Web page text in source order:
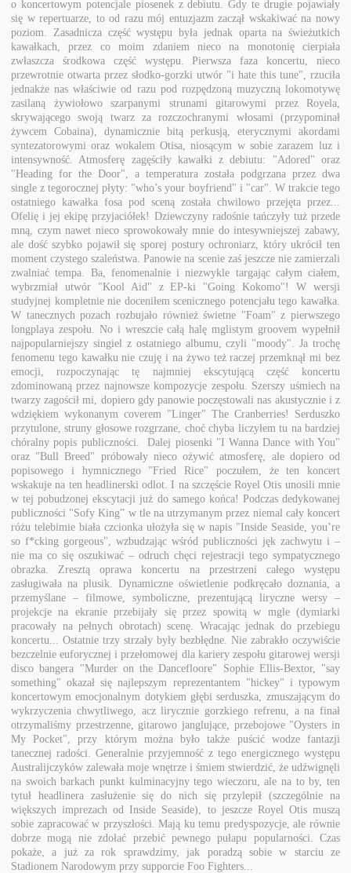
o koncertowym potencjale piosenek z debiutu. Gdy te drugie pojawiały
się w repertuarze, to od razu mój entuzjazm zaczął wskakiwać na nowy
poziom. Zasadnicza część występu była jednak oparta na świeżutkich
kawałkach, przez co moim zdaniem nieco na monotonię cierpiała
zwłaszcza środkowa część występu. Pierwsza faza koncertu, nieco
przewrotnie otwarta przez słodko-gorzki utwór "i hate this tune", rzuciła
jednakże nas właściwie od razu pod rozpędzoną muzyczną lokomotywę
zasilaną żywiołowo szarpanymi strunami gitarowymi przez Royela,
skrywającego swoją twarz za rozczochranymi włosami (przypominał
żywcem Cobaina), dynamicznie bitą perkusją, eterycznymi akordami
syntezatorowymi oraz wokalem Otisa, niosącym w sobie zarazem luz i
intensywność. Atmosferę zagęściły kawałki z debiutu: "Adored" oraz
"Heading for the Door", a temperatura została podgrzana przez dwa
single z tegorocznej płyty: "who’s your boyfriend" i "car". W trakcie tego
ostatniego kawałka fosa pod sceną została chwilowo przejęta przez...
Ofelię i jej ekipę przyjaciółek! Dziewczyny radośnie tańczyły tuż przede
mną, czym nawet nieco sprowokowały mnie do intesywniejszej zabawy,
ale dość szybko pojawił się sporej postury ochroniarz, który ukrócił ten
moment czystego szaleństwa. Panowie na scenie zaś jeszcze nie zamierzali
zwalniać tempa. Ba, fenomenalnie i niezwykle targając całym ciałem,
wybrzmiał utwór "Kool Aid" z EP-ki "Going Kokomo"! W wersji
studyjnej kompletnie nie doceniłem scenicznego potencjału tego kawałka.
W tanecznych pozach rozbujało również świetne "Foam" z pierwszego
longplaya zespołu. No i wreszcie całą halę mglistym groovem wypełnił
najpopularniejszy singiel z ostatniego albumu, czyli "moody". Ja trochę
fenomenu tego kawałku nie czuję i na żywo też raczej przemknął mi bez
emocji, rozpoczynając tę najmniej ekscytującą część koncertu
zdominowaną przez najnowsze kompozycje zespołu. Szerszy uśmiech na
twarzy zagościł mi, dopiero gdy panowie poczęstowali nas akustycznie i z
wdziękiem wykonanym coverem "Linger" The Cranberries! Serduszko
przytulone, struny głosowe rozgrzane, choć chyba liczyłem tu na bardziej
chóralny popis publiczności. Dalej piosenki "I Wanna Dance with You"
oraz "Bull Breed" próbowały nieco ożywić atmosferę, ale dopiero od
popisowego i hymnicznego "Fried Rice" poczułem, że ten koncert
wskakuje na ten headlinerski odlot. I na szczęście Royel Otis unosili mnie
w tej pobudzonej ekscytacji już do samego końca! Podczas dedykowanej
publiczności "Sofy King” w tle na utrzymanym przez niemal cały koncert
różu telebimie biała czcionka ułożyła się w napis "Inside Seaside, you’re
so f*cking gorgeous", wzbudzając wśród publiczności jęk zachwytu i –
nie ma co się oszukiwać – odruch chęci rejestracji tego sympatycznego
obrazka. Zresztą oprawa koncertu na przestrzeni całego występu
zasługiwała na plusik. Dynamiczne oświetlenie podkręcało doznania, a
przemyślane – filmowe, symboliczne, prezentującą liryczne wersy –
projekcje na ekranie przebijały się przez spowitą w mgle (dymiarki
pracowały na pełnych obrotach) scenę. Wracając jednak do przebiegu
koncertu... Ostatnie trzy strzały były bezbłędne. Nie zabrakło oczywiście
bezczelnie euforycznej i przełomowej dla kariery zespołu gitarowej wersji
disco bangera "Murder on the Dancefloore" Sophie Ellis‐Bextor, "say
something" okazał się najlepszym reprezentantem "hickey" i typowym
koncertowym emocjonalnym dotykiem głębi serduszka, zmuszającym do
wykrzyczenia chwytliwego, acz lirycznie gorzkiego refrenu, a na finał
otrzymaliśmy przestrzenne, gitarowo janglujące, przebojowe "Oysters in
My Pocket", przy którym można było także puścić wodze fantazji
tanecznej radości. Generalnie przyjemność z tego energicznego występu
Australijczyków zalewała moje wnętrze i śmiem stwierdzić, że udźwignęli
na swoich barkach punkt kulminacyjny tego wieczoru, ale na to by, ten
tytuł headlinera zasłużenie się do nich się przylepił (szczególnie na
większych imprezach od Inside Seaside), to jeszcze Royel Otis muszą
sobie zapracować w przyszłości. Mają ku temu predyspozycje, ale równie
dobrze mogą nie zdołać przebić pewnego pułapu popularności. Czas
pokaże, a już za rok sprawdzimy, jak poradzą sobie w starciu ze
Stadionem Narodowym przy supporcie Foo Fighters...